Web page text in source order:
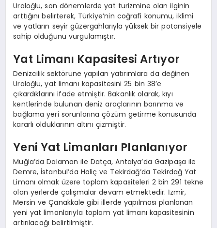
Uraloğlu, son dönemlerde yat turizmine olan ilginin
arttığını belirterek, Türkiye’nin coğrafi konumu, iklimi
ve yatların seyir güzergahlarıyla yüksek bir potansiyele
sahip olduğunu vurgulamıştır.
Yat Limanı Kapasitesi Artıyor
Denizcilik sektörüne yapılan yatırımlara da değinen
Uraloğlu, yat limanı kapasitesini 25 bin 38’e
çıkardıklarını ifade etmiştir. Bakanlık olarak, kıyı
kentlerinde bulunan deniz araçlarının barınma ve
bağlama yeri sorunlarına çözüm getirme konusunda
kararlı olduklarının altını çizmiştir.
Yeni Yat Limanları Planlanıyor
Muğla’da Dalaman ile Datça, Antalya’da Gazipaşa ile
Demre, İstanbul’da Haliç ve Tekirdağ’da Tekirdağ Yat
Limanı olmak üzere toplam kapasiteleri 2 bin 291 tekne
olan yerlerde çalışmalar devam etmektedir. İzmir,
Mersin ve Çanakkale gibi illerde yapılması planlanan
yeni yat limanlarıyla toplam yat limanı kapasitesinin
artırılacağı belirtilmiştir.